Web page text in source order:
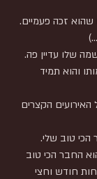
שהוא זכה פעמיים.
שלו עדיין פה.
והוא תמיד
האירועים הקצרים
טוב שלי.
החבר הכי טוב
חודש וחצי